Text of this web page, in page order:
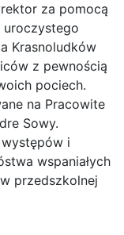
za pomocą
uroczystego
Krasnoludków
z pewnością
pociech.
na Pracowite
Sowy.
i
wspaniałych
przedszkolnej